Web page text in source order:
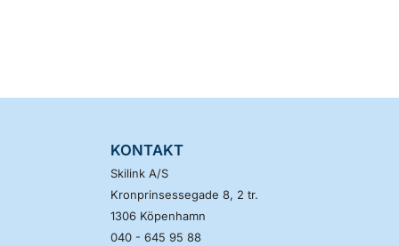
KONTAKT
Skilink A/S
Kronprinsessegade 8, 2 tr.
1306 Köpenhamn
040 - 645 95 88